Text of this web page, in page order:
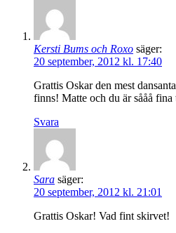
Kersti Bums och Roxo säger:
20 september, 2012 kl. 17:40
Grattis Oskar den mest
finns! Matte och du är sååå fina
Svara
Sara säger:
20 september, 2012 kl. 21:01
Grattis Oskar! Vad fint skirvet!